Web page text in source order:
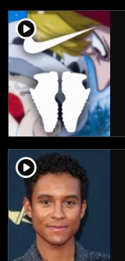
player2
player2